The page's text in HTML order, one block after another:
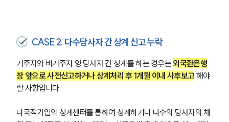
CASE 2. 다수당사자 간 상계 신고 누락
거주자와 비거주자 양 당사자 간 상계를 하는 경우는 외국환은행
장 앞으로 사전신고하거나 상계처리 후 1개월 이내 사후보고 해야
할 사항입니다.
다국적기업의 상계센터를 통하여 상계하거나 다수의 당사자의 채